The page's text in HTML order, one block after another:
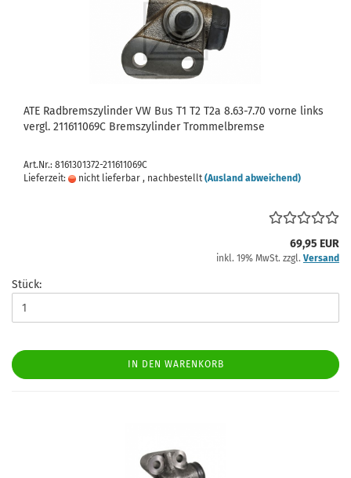
ATE Radbremszylinder VW Bus T1 T2 T2a 8.63-7.70 vorne links
vergl. 211611069C Bremszylinder Trommelbremse
Art.Nr.: 8161301372-211611069C
Lieferzeit:
nicht lieferbar , nachbestellt (Ausland abweichend)
69,95 EUR
inkl. 19% MwSt. zzgl. Versand
Stück:
IN DEN WARENKORB